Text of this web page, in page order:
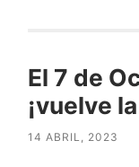
El 7 de
¡vuelve
14 ABRIL, 2023